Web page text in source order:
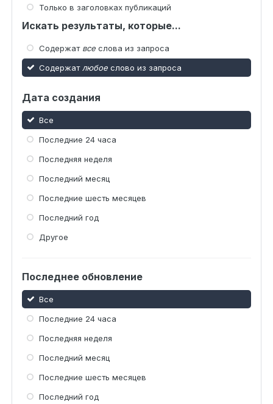
Только в заголовках публикаций
Искать результаты, которые...
Содержат все слова из запроса
Содержат любое слово из запроса
Дата создания
Все
Последние 24 часа
Последняя неделя
Последний месяц
Последние шесть месяцев
Последний год
Другое
Последнее обновление
Все
Последние 24 часа
Последняя неделя
Последний месяц
Последние шесть месяцев
Последний год